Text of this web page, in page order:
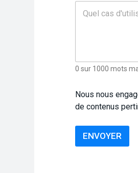
0 sur 1000 mots
Nous nous
de contenus
ENVOYER